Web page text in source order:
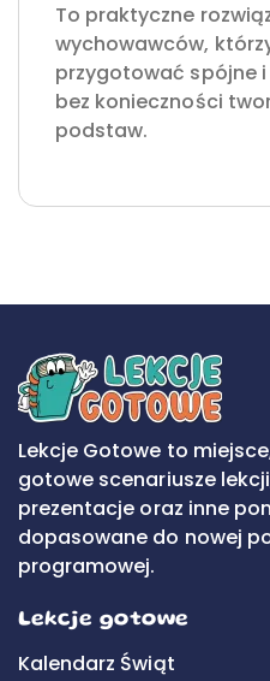
To praktyczne
wychowawców,
przygotować spójne
bez konieczności
podstaw.
Lekcje Gotowe to
gotowe scenariusze
prezentacje oraz inne
dopasowane do nowej
programowej.
Lekcje gotowe
Kalendarz Świąt